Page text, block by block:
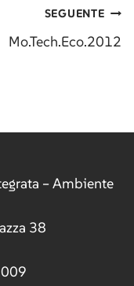
SEGUENTE
Mo.Tech.Eco.2012
– Ambiente
38